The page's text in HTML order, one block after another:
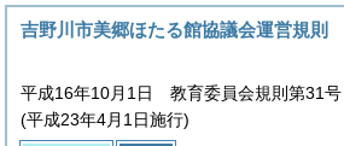
吉野川市美郷ほたる館協議会運営規則
平成16年10月1日 教育委員会規則第31号
(平成23年4月1日施行)